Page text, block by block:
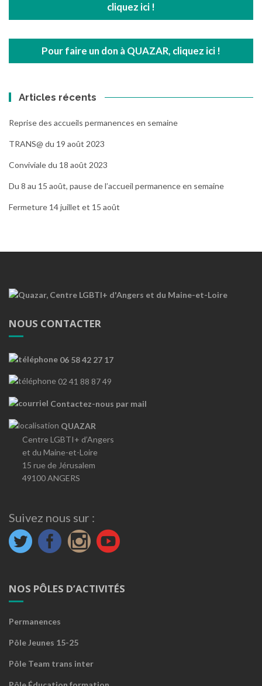
cliquez ici !
Pour faire un don à QUAZAR, cliquez ici !
Articles récents
Reprise des accueils permanences en semaine
TRANS@ du 19 août 2023
Conviviale du 18 août 2023
Du 8 au 15 août, pause de l’accueil permanence en semaine
Fermeture 14 juillet et 15 août
NOUS CONTACTER
06 58 42 27 17
02 41 88 87 49
Contactez-nous par mail
QUAZAR
Centre LGBTI+ d’Angers
et du Maine-et-Loire
15 rue de Jérusalem
49100 ANGERS
Suivez nous sur :
NOS PÔLES D’ACTIVITÉS
Permanences
Pôle Jeunes 15-25
Pôle Team trans inter